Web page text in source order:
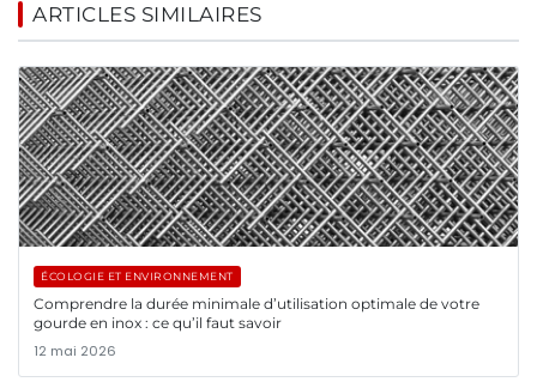
ARTICLES SIMILAIRES
ÉCOLOGIE ET ENVIRONNEMENT
Comprendre la durée minimale d’utilisation optimale de votre
gourde en inox : ce qu’il faut savoir
12 mai 2026